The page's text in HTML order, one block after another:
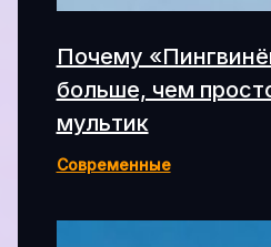
Почему
больше, чем
мультик
Современные